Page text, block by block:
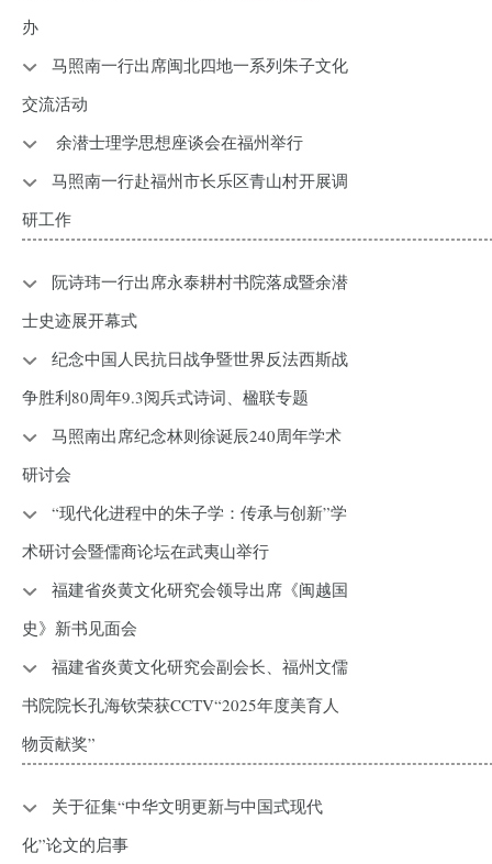
办
马照南一行出席闽北四地一系列朱子文化
交流活动
余潜士理学思想座谈会在福州举行
马照南一行赴福州市长乐区青山村开展调
研工作
阮诗玮一行出席永泰耕村书院落成暨余潜
士史迹展开幕式
纪念中国人民抗日战争暨世界反法西斯战
争胜利80周年9.3阅兵式诗词、楹联专题
马照南出席纪念林则徐诞辰240周年学术
研讨会
“现代化进程中的朱子学：传承与创新”学
术研讨会暨儒商论坛在武夷山举行
福建省炎黄文化研究会领导出席《闽越国
史》新书见面会
福建省炎黄文化研究会副会长、福州文儒
书院院长孔海钦荣获CCTV“2025年度美育人
物贡献奖”
关于征集“中华文明更新与中国式现代
化”论文的启事